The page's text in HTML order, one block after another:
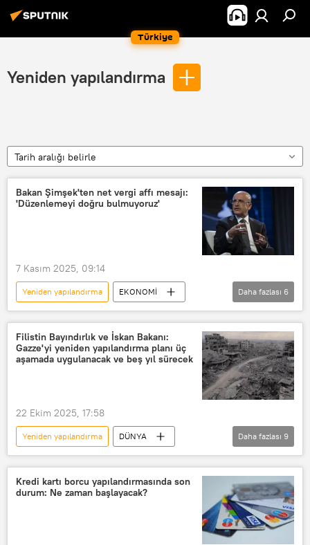
Türkiye
Yeniden yapılandırma
Tarih aralığı belirle
Bakan Şimşek'ten net vergi affı mesajı:
'Düzenlemeyi doğru bulmuyoruz'
7 Kasım 2025, 09:14
Yeniden yapılandırma
EKONOMİ
Mehmet Şimşek
yapılandırma
Borç yapılandırma
ekonomist
Ekonomi
Enflasyon
Daha fazlası 6
Filistin Bayındırlık ve İskan Bakanı:
Gazze'yi yeniden yapılandırma planı üç
aşamada uygulanacak ve beş yıl sürecek
22 Ekim 2025, 17:58
Yeniden yapılandırma
DÜNYA
Filistin
Filistin Bayındırlık ve İskan Bakanlığı
Gazze Şeridi
Gazze
Daha fazlası 9
Kredi kartı borcu yapılandırmasında son
durum: Ne zaman başlayacak?